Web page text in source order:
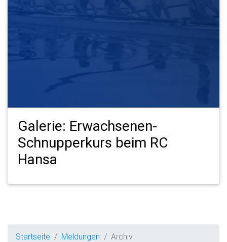
Galerie: Erwachsenen-
Schnupperkurs beim RC
Hansa
Startseite Meldungen Archiv